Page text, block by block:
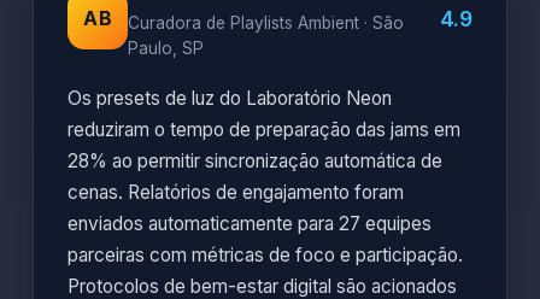
AB
Curadora de Playlists Ambient · São
Paulo, SP
4.9
Os presets de luz do Laboratório Neon
reduziram o tempo de preparação das jams em
28% ao permitir sincronização automática de
cenas. Relatórios de engajamento foram
enviados automaticamente para 27 equipes
parceiras com métricas de foco e participação.
Protocolos de bem-estar digital são acionados